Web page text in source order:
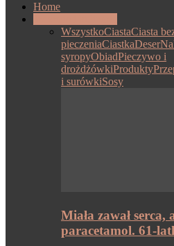
Home
WszystkoCiastaCiasta
pieczeniaCiastkaDeser
syropyObiadPieczywo i
drożdżówkiProdukty
i surówkiSosy
Miała zawał serca,
paracetamol. 61-